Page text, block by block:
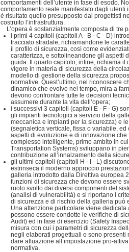
comportamenti dell’utente in fase di esodo.
comportamento reale manifestato dagli utenti
è risultato quello presupposto dai progettisti
costruito l’infrastruttura.
L’opera è sostanzialmente composta di tre
i primi 4 capitoli (capitoli A - B - C - D)
tracciato stradale, richiamandone le
il profilo di sicurezza, così come
caratterizza, e sottolineandone gli aspetti
guida. Il quarto capitolo, infine, richiama il
vigore in materia di sicurezza della
modello di gestione della sicurezza
normative. Quest’ultimo, nel riconoscere
dinamico che evolve nel tempo, mira a
devono confrontare tutte le decisioni
assumere durante la vita dell’opera;
i successivi 3 capitoli (capitoli E - F - G)
gli impianti tecnologici a servizio della
meccanica e impianti per la sicurezza) e
(segnaletica verticale, fissa o variabile,
aspetti di evoluzione e di innovazione
complesso intelligente, primo ambito in
Transportation Systems) sviluppano in
contribuzione all’innalzamento della
gli ultimi capitoli (capitoli H - I - L)
estrinseca il moderno approccio
galleria introdotto dalla Direttiva europea
funzioni di sicurezza che devono essere
ruolo svolto dai diversi componenti del
(analisi di vulnerabilità) e si riportano i
di sicurezza e di rischio della galleria può
Una attenzione particolare viene
possono essere condotte le verifiche di
Audit) ed in fase di esercizio (Safety
misura con cui i parametri di sicurezza
negli elaborati progettuali o sono presenti
dare attuazione all’impostazione pro-
normativa.